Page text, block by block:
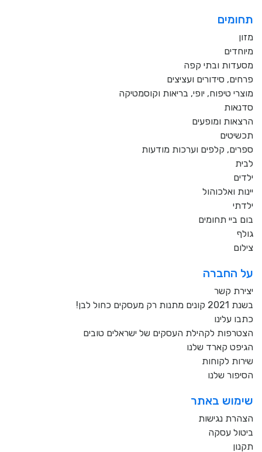
תחומים
מזון
מיוחדים
מסעדות ובתי קפה
פרחים, סידורים ועציצים
מוצרי טיפוח, יופי, בריאות וקוסמטיקה
סדנאות
הרצאות ומופעים
תכשיטים
ספרים, קלפים וערכות מודעות
לבית
ילדים
יינות ואלכוהול
ילדתי
בום ביי תחומים
גולף
צילום
על החברה
יצירת קשר
בשנת 2021 קונים מתנות רק מעסקים כחול לבן!
כתבו עלינו
הצטרפות לקהילת העסקים של ישראלים טובים
הגיפט קארד שלנו
שירות לקוחות
הסיפור שלנו
שימוש באתר
הצהרת נגישות
ביטול עסקה
תקנון